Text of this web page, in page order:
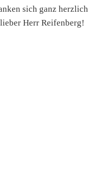
sich ganz herzlich
Herr Reifenberg!